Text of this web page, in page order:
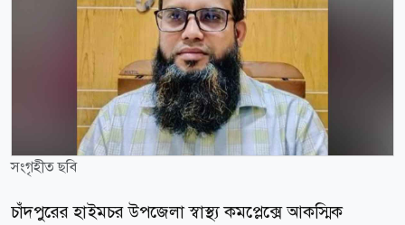
সংগৃহীত ছবি
চাঁদপুরের হাইমচর উপজেলা স্বাস্থ্য কমপ্লেক্সে আকস্মিক